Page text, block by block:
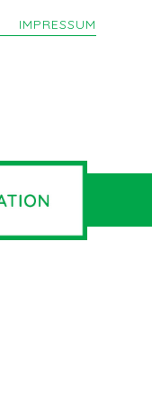
IMPRESSUM